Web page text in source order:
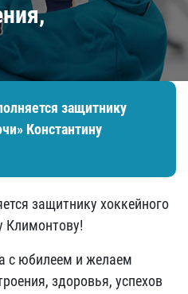
защитнику
Константину
защитнику хоккейного
Климонтову!
с юбилеем и желаем
здоровья, успехов